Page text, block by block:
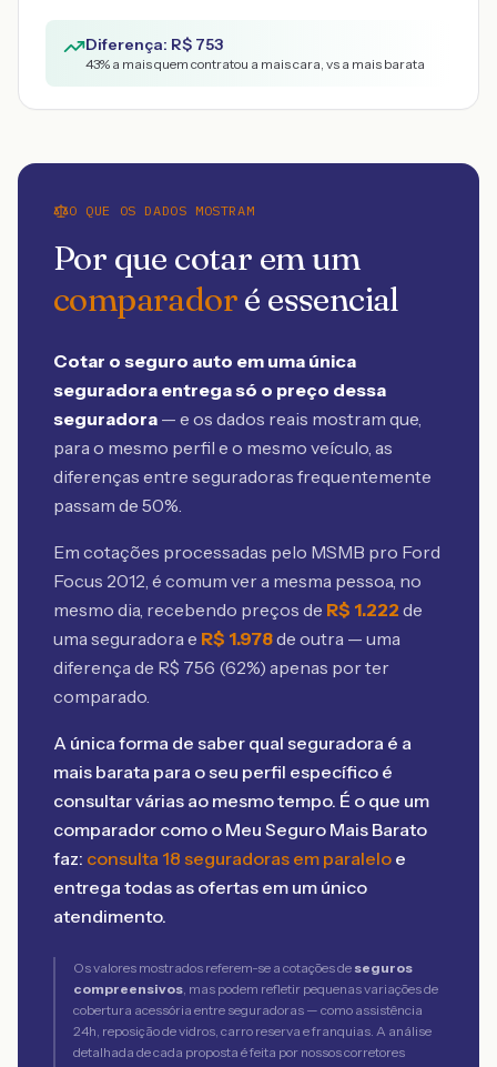
Diferença: R$ 753
43% a mais quem contratou a mais cara, vs a mais barata
O QUE OS DADOS MOSTRAM
Por que cotar em um
comparadoré essencial
Cotar o seguro auto em uma única
seguradora entrega só o preço dessa
seguradora — e os dados reais mostram que,
para o mesmo perfil e o mesmo veículo, as
diferenças entre seguradoras frequentemente
passam de 50%.
Em cotações processadas pelo MSMB pro Ford
Focus 2012, é comum ver a mesma pessoa, no
mesmo dia, recebendo preços de R$ 1.222 de
uma seguradora e R$ 1.978de outra — uma
diferença de R$ 756 (62%) apenas por ter
comparado.
A única forma de saber qual seguradora é a
mais barata para o seu perfil específico é
consultar várias ao mesmo tempo. É o que um
comparador como o Meu Seguro Mais Barato
faz: consulta 18 seguradoras em paralelo e
entrega todas as ofertas em um único
atendimento.
Os valores mostrados referem-se a cotações de seguros
compreensivos, mas podem refletir pequenas variações de
cobertura acessória entre seguradoras — como assistência
24h, reposição de vidros, carro reserva e franquias. A análise
detalhada de cada proposta é feita por nossos corretores